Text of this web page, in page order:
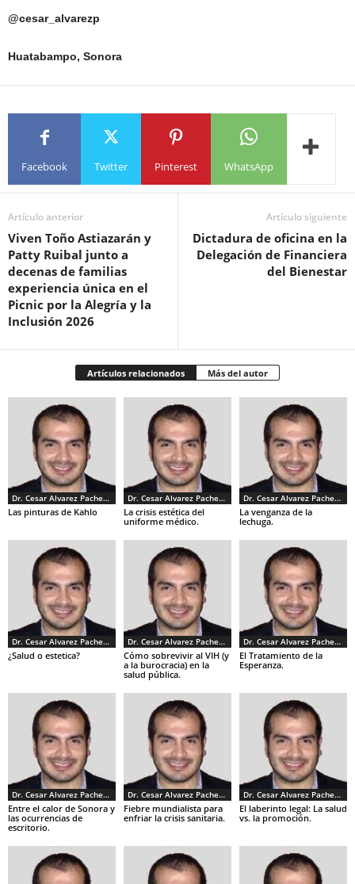
@cesar_alvarezp
Huatabampo, Sonora
Facebook Twitter Pinterest WhatsApp
Artículo anterior
Viven Toño Astiazarán y
Patty Ruibal junto a
decenas de familias
experiencia única en el
Picnic por la Alegría y la
Inclusión 2026
Artículo siguiente
Dictadura de oficina en la
Delegación de Financiera
del Bienestar
Artículos relacionados Más del autor
Dr. Cesar Alvarez Pacheco
Las pinturas de Kahlo
Dr. Cesar Alvarez Pacheco
La crisis estética del
uniforme médico.
Dr. Cesar Alvarez Pacheco
La venganza de la
lechuga.
Dr. Cesar Alvarez Pacheco
¿Salud o estetica?
Dr. Cesar Alvarez Pacheco
Cómo sobrevivir al VIH (y
a la burocracia) en la
salud pública.
Dr. Cesar Alvarez Pacheco
El Tratamiento de la
Esperanza.
Dr. Cesar Alvarez Pacheco
Entre el calor de Sonora y
las ocurrencias de
escritorio.
Dr. Cesar Alvarez Pacheco
Fiebre mundialista para
enfriar la crisis sanitaria.
Dr. Cesar Alvarez Pacheco
El laberinto legal: La salud
vs. la promoción.